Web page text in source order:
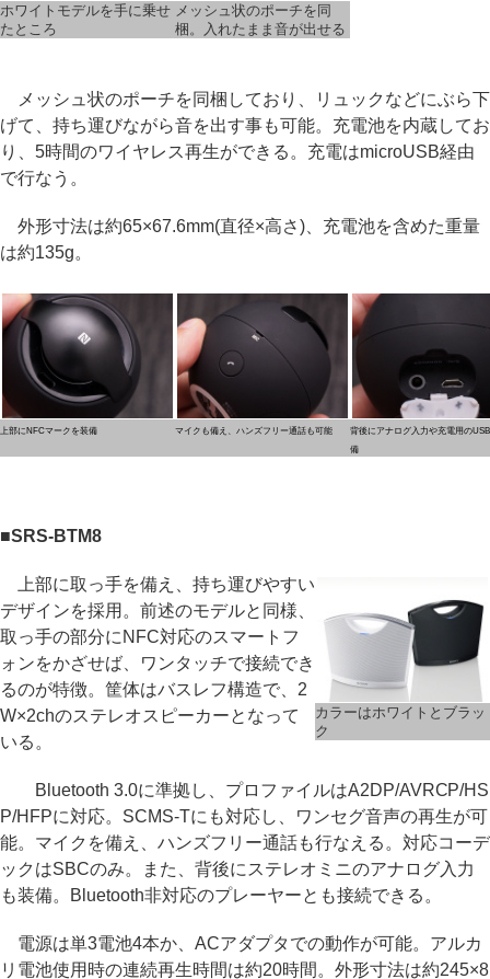
ホワイトモデルを手に乗せ
たところ
メッシュ状のポーチを同
梱。入れたまま音が出せる
メッシュ状のポーチを同梱しており、リュックなどにぶら下
げて、持ち運びながら音を出す事も可能。充電池を内蔵してお
り、5時間のワイヤレス再生ができる。充電はmicroUSB経由
で行なう。
外形寸法は約65×67.6mm(直径×高さ)、充電池を含めた重量
は約135g。
上部にNFCマークを装備 マイクも備え、ハンズフリー通話も可能
背後にアナログ入力や充電用の
備
■SRS-BTM8
カラーはホワイトとブラッ
ク
上部に取っ手を備え、持ち運びやすい
デザインを採用。前述のモデルと同様、
取っ手の部分にNFC対応のスマートフ
ォンをかざせば、ワンタッチで接続でき
るのが特徴。筐体はバスレフ構造で、2
W×2chのステレオスピーカーとなって
いる。
Bluetooth 3.0に準拠し、プロファイルはA2DP/AVRCP/HS
P/HFPに対応。SCMS-Tにも対応し、ワンセグ音声の再生が可
能。マイクを備え、ハンズフリー通話も行なえる。対応コーデ
ックはSBCのみ。また、背後にステレオミニのアナログ入力
も装備。Bluetooth非対応のプレーヤーとも接続できる。
電源は単3電池4本か、ACアダプタでの動作が可能。アルカ
リ電池使用時の連続再生時間は約20時間。外形寸法は約245×8